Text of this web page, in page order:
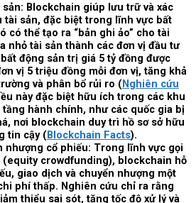
sản: Blockchain giúp lưu trữ và xác
tài sản, đặc biệt trong lĩnh vực bất
có thể tạo ra “bản ghi ảo” cho tài
nhỏ tài sản thành các đơn vị đầu tư
động sản trị giá 5 tỷ đồng được
vị 5 triệu đồng mỗi đơn vị, tăng khả
và phân bổ rủi ro (Nghiên cứu
này đặc biệt hữu ích trong các khu
hành chính, như các quốc gia bị
nơi blockchain duy trì hồ sơ sở hữu
tin cậy (Blockchain Facts).
nhượng cổ phiếu: Trong lĩnh vực gọi
(equity crowdfunding), blockchain hỗ
giao dịch và chuyển nhượng một
phí thấp. Nghiên cứu chỉ ra rằng
thiểu sai sót, tăng tốc độ xử lý và